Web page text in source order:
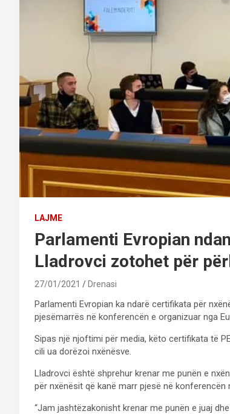
LAJME
Parlamenti Evropian
Lladrovci zotohet për
27/01/2021 Drenasi
Parlamenti Evropian ka ndarë certifikata për
pjesëmarrës në konferencën e organizuar nga
Sipas një njoftimi për media, këto certifikata të
cili ua dorëzoi nxënësve.
Lladrovci është shprehur krenar me punën e
për nxënësit që kanë marr pjesë në konferencën
“Jam jashtëzakonisht krenar me punën e juaj